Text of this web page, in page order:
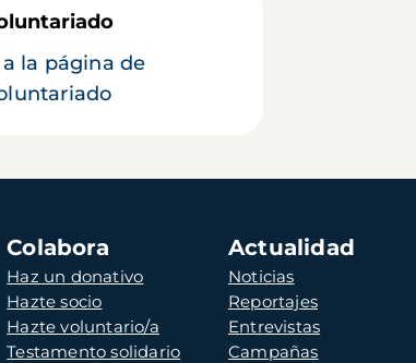
la página de
Colabora
Haz un donativo
Hazte socio
Hazte voluntario/a
Testamento solidario
Actualidad
Noticias
Reportajes
Entrevistas
Campañas